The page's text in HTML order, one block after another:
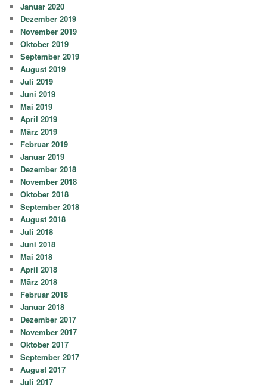
Januar 2020
Dezember 2019
November 2019
Oktober 2019
September 2019
August 2019
Juli 2019
Juni 2019
Mai 2019
April 2019
März 2019
Februar 2019
Januar 2019
Dezember 2018
November 2018
Oktober 2018
September 2018
August 2018
Juli 2018
Juni 2018
Mai 2018
April 2018
März 2018
Februar 2018
Januar 2018
Dezember 2017
November 2017
Oktober 2017
September 2017
August 2017
Juli 2017